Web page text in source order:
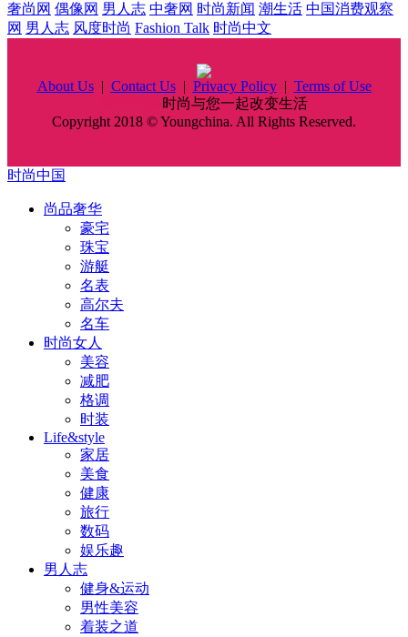
奢尚网 偶像网 男人志 中奢网 时尚新闻 潮生活 中国消费观察
网 男人志 风度时尚 Fashion Talk 时尚中文
About Us| Contact Us| Privacy Policy| Terms of Use
时尚与您一起改变生活
Copyright 2018 © Youngchina. All Rights Reserved.
时尚中国
尚品奢华
豪宅
珠宝
游艇
名表
高尔夫
名车
时尚女人
美容
减肥
格调
时装
Life&style
家居
美食
健康
旅行
数码
娱乐趣
男人志
健身&运动
男性美容
着装之道